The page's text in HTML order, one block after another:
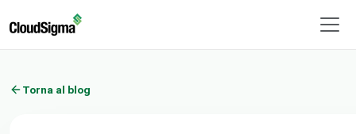
Torna al blog